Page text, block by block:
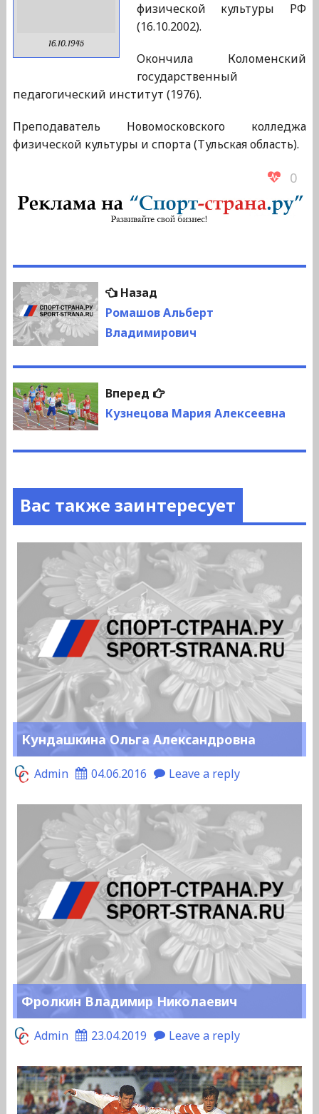
16.10.1945
физической культуры РФ
(16.10.2002).
Окончила Коломенский
государственный
педагогический институт (1976).
Преподаватель Новомосковского колледжа
физической культуры и спорта (Тульская область).
0
Навигация
по
записям
НазадПредыдущая
запись:
Ромашов Альберт
Владимирович
Вперед
Следующая
запись:
Кузнецова Мария Алексеевна
Вас также заинтересует
Кундашкина Ольга Александровна
Admin 04.06.2016 Leave a reply
Фролкин Владимир Николаевич
Admin 23.04.2019 Leave a reply